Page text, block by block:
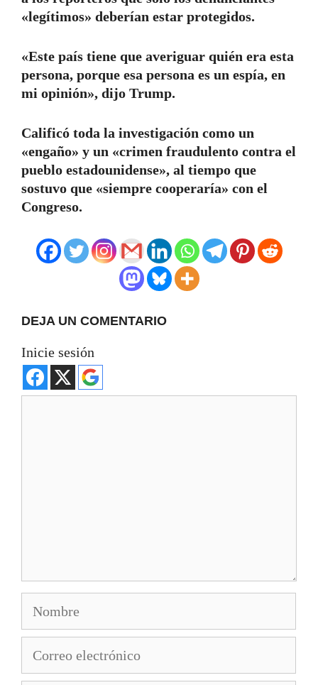
«legítimos» deberían estar protegidos.
«Este país tiene que averiguar quién era esta
persona, porque esa persona es un espía, en
mi opinión», dijo Trump.
Calificó toda la investigación como un
«engaño» y un «crimen fraudulento contra el
pueblo estadounidense», al tiempo que
sostuvo que «siempre cooperaría» con el
Congreso.
DEJA UN COMENTARIO
Inicie sesión
electrónico